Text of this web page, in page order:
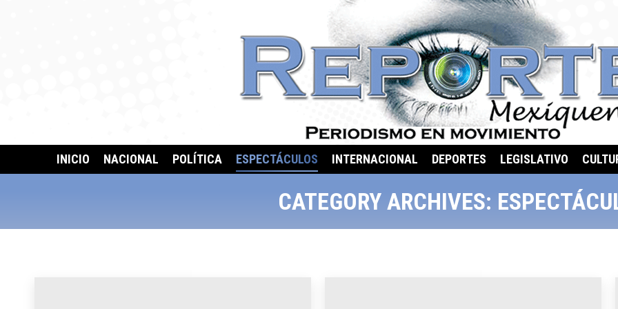
INICIO NACIONAL POLÍTICA ESPECTÁCULOS INTERNACIONAL DEPORTES LEGISLATIVO
CATEGORY ARCHIVES: